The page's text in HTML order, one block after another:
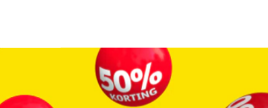
Verkopen via Kruidvat
Pers
Winkelformule